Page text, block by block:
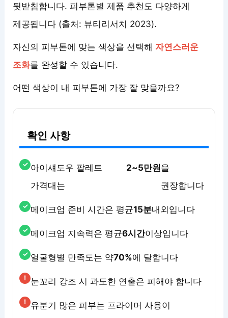
뒷받침합니다. 피부톤별 제품 추천도 다양하게
제공됩니다 (출처: 뷰티리서치 2023).
자신의 피부톤에 맞는 색상을 선택해 자연스러운
조화를 완성할 수 있습니다.
어떤 색상이 내 피부톤에 가장 잘 맞을까요?
확인 사항
아이섀도우 팔레트
가격대는
2~5만원을
권장합니다
메이크업 준비 시간은 평균15분내외입니다
메이크업 지속력은 평균6시간이상입니다
얼굴형별 만족도는 약70%에 달합니다
눈꼬리 강조 시 과도한 연출은 피해야 합니다
유분기 많은 피부는 프라이머 사용이